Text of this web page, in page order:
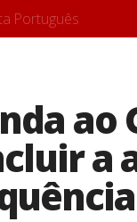
Português
ao
a